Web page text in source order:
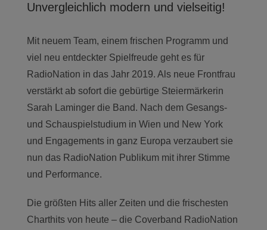
Unvergleichlich modern und vielseitig!
Mit neuem Team, einem frischen Programm und
viel neu entdeckter Spielfreude geht es für
RadioNation in das Jahr 2019. Als neue Frontfrau
verstärkt ab sofort die gebürtige Steiermärkerin
Sarah Laminger die Band. Nach dem Gesangs-
und Schauspielstudium in Wien und New York
und Engagements in ganz Europa verzaubert sie
nun das RadioNation Publikum mit ihrer Stimme
und Performance.
Die größten Hits aller Zeiten und die frischesten
Charthits von heute – die Coverband RadioNation